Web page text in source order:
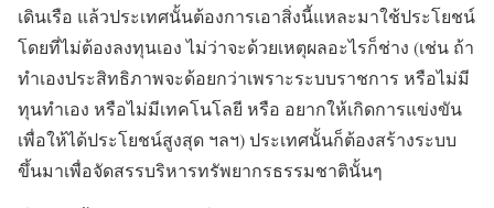
เดินเรือ แล้วประเทศนั้นต้องการเอาสิ่งนี้แหละมาใช้ประโยชน์
โดยที่ไม่ต้องลงทุนเอง ไม่ว่าจะด้วยเหตุผลอะไรก็ช่าง (เช่น ถ้า
ทำเองประสิทธิภาพจะด้อยกว่าเพราะระบบราชการ หรือไม่มี
ทุนทำเอง หรือไม่มีเทคโนโลยี หรือ อยากให้เกิดการแข่งขัน
เพื่อให้ได้ประโยชน์สูงสุด ฯลฯ) ประเทศนั้นก็ต้องสร้างระบบ
ขึ้นมาเพื่อจัดสรรบริหารทรัพยากรธรรมชาตินั้นๆ